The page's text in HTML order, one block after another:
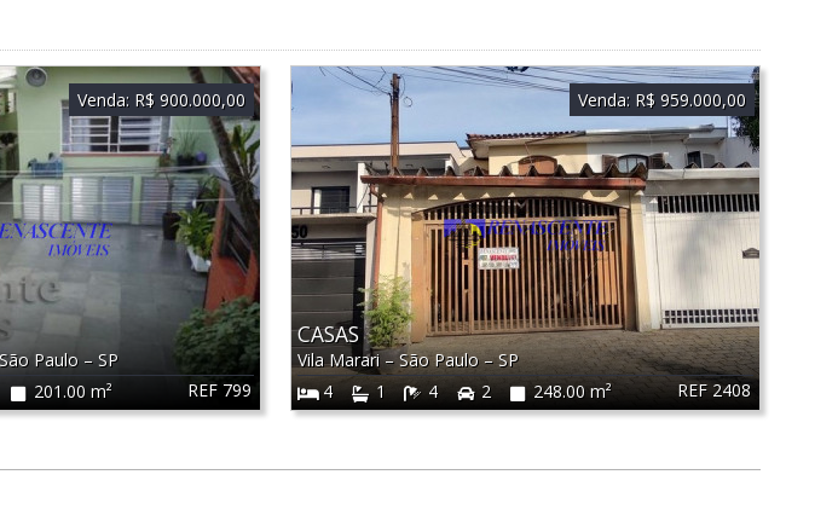
REF 799
São Paulo –SP
201.00 m²
Venda: R$ 900.000,00
REF 2408
CASAS
Vila Marari–São Paulo–SP
4
1 4 2 248.00 m²
Venda: R$ 959.000,00